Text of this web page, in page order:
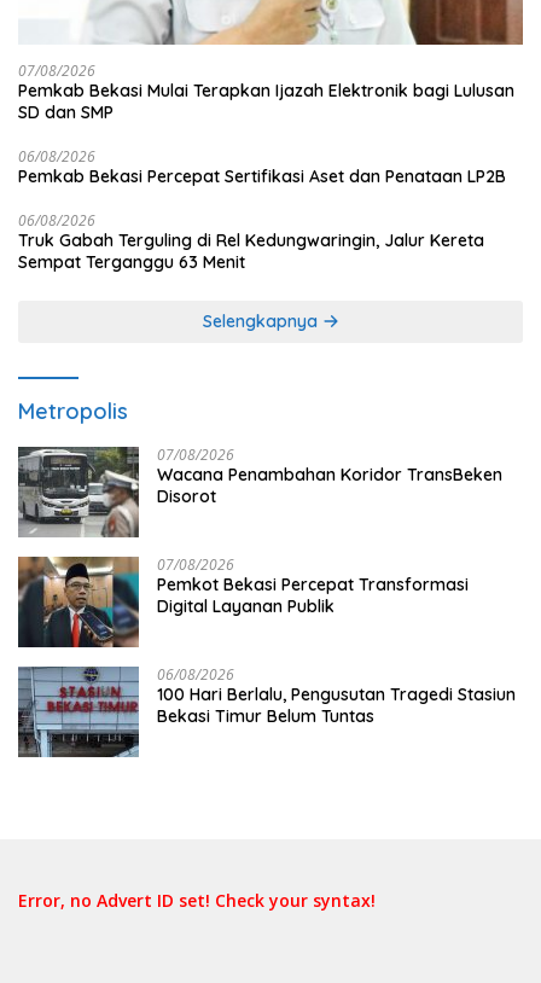
07/08/2026
Pemkab Bekasi Mulai Terapkan Ijazah Elektronik bagi Lulusan
SD dan SMP
06/08/2026
Pemkab Bekasi Percepat Sertifikasi Aset dan Penataan LP2B
06/08/2026
Truk Gabah Terguling di Rel Kedungwaringin, Jalur Kereta
Sempat Terganggu 63 Menit
Selengkapnya
Metropolis
07/08/2026
Wacana Penambahan Koridor TransBeken
Disorot
07/08/2026
Pemkot Bekasi Percepat Transformasi
Digital Layanan Publik
06/08/2026
100 Hari Berlalu, Pengusutan Tragedi Stasiun
Bekasi Timur Belum Tuntas
Error, no Advert ID set! Check your syntax!